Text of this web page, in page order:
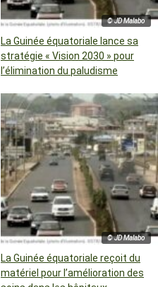
© JD Malabo
La Guinée équatoriale lance sa
stratégie « Vision 2030 » pour
l’élimination du paludisme
© JD Malabo
La Guinée équatoriale reçoit du
matériel pour l’amélioration des